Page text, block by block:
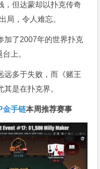
，但达蒙却以扑克传奇
局，令人难忘。
加了2007年的世界扑克
上。
远多于失败，而《赌王
是在扑克界。
金手链本周推荐赛事